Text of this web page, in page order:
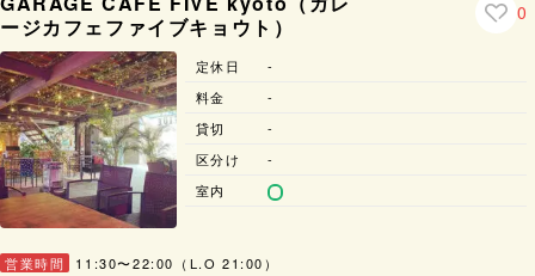
ージカフェファイブキョウト）
0
営業時間
11:30〜22:00（L.O 21:00）
定休日
-
料金
-
貸切
-
区分け
-
室内